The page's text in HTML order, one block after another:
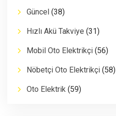
Güncel (38)
Hızlı Akü Takviye (31)
Mobil Oto Elektrikçi (56)
Nöbetçi Oto Elektrikçi (58)
Oto Elektrik (59)